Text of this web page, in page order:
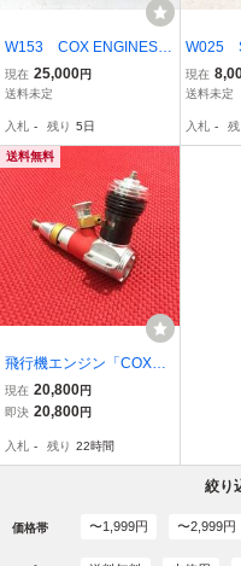
W153 COX ENGINES
CONQUEST15 コンケス
トエンジン 15 2810 マ
管品 動作未確認
現在 25,000円
送料未定
入札 - 残り 5日
W025
F5B用
サーボ
現在
送料未定
入札 - 残
送料無料
飛行機エンジン「COX05
1」か「COX TD051」新
品（限定希少品③）送料
現在 20,800円
即決 20,800円
入札 - 残り 22時間
絞り
価格帯 〜1,999円 〜2,999円